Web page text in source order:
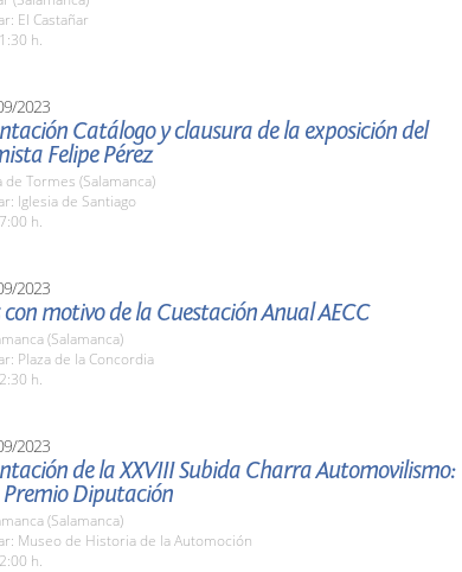
El Castañar
h.
2023
Catálogo y clausura de la exposición del
Felipe Pérez
de Tormes (Salamanca)
Iglesia de Santiago
h.
2023
con motivo de la Cuestación Anual AECC
(Salamanca)
Plaza de la Concordia
h.
2023
de la XXVIII Subida Charra Automovilismo:
Diputación
(Salamanca)
Museo de Historia de la Automoción
h.